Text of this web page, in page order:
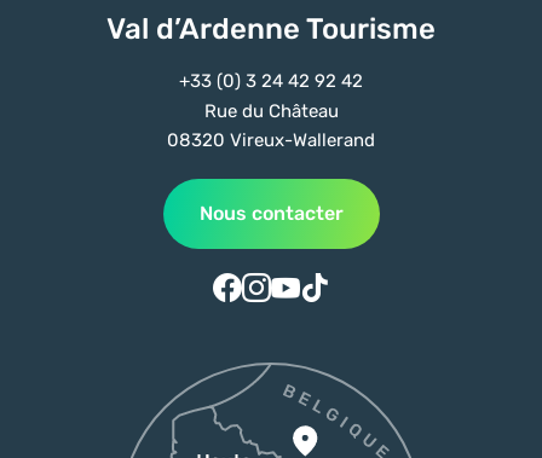
Val d’Ardenne Tourisme
+33 (0) 3 24 42 92 42
Rue du Château
08320 Vireux-Wallerand
Nous contacter
Suivez-nous sur Facebook
Suivez-nous sur Instagram
Suivez-nous sur Youtube
Suivez-nous sur Tiktok